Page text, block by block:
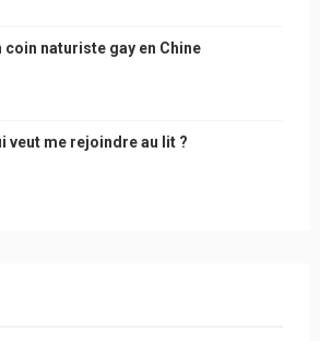
coin naturiste gay en Chine
veut me rejoindre au lit ?